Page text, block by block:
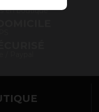
en boutique